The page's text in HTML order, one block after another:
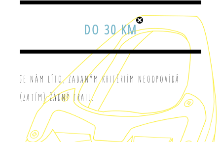
DO 30 KM
Je nám líto, zadaným kritériím neodpovídá
(zatím) žádný trail.